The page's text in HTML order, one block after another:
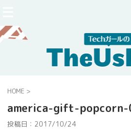
HOME >
america-gift-popcorn-
投稿日： 2017/10/24